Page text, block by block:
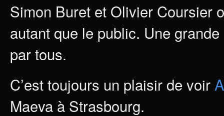
Simon Buret et Olivier Coursier
autant que le public. Une
par tous.
C’est toujours un plaisir de voir
Maeva à Strasbourg.